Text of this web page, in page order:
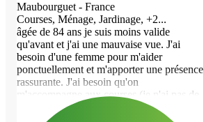
Maubourguet - France
Courses, Ménage, Jardinage, +2...
âgée de 84 ans je suis moins valide
qu'avant et j'ai une mauvaise vue. J'ai
besoin d'une femme pour m'aider
ponctuellement et m'apporter une présence
rassurante. J'ai besoin qu'on
m'accompagne aux courses (je n'ai pas de
voiture),ou aux rendez-vous médicaux,